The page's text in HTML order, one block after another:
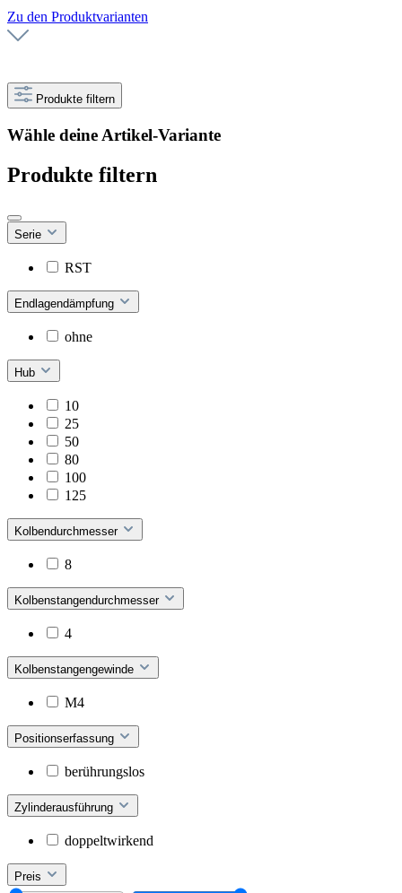
Zu den Produktvarianten
Produkte filtern
Wähle deine Artikel-Variante
Produkte filtern
Serie
RST
Endlagendämpfung
ohne
Hub
10
25
50
80
100
125
Kolbendurchmesser
8
Kolbenstangendurchmesser
4
Kolbenstangengewinde
M4
Positionserfassung
berührungslos
Zylinderausführung
doppeltwirkend
Preis